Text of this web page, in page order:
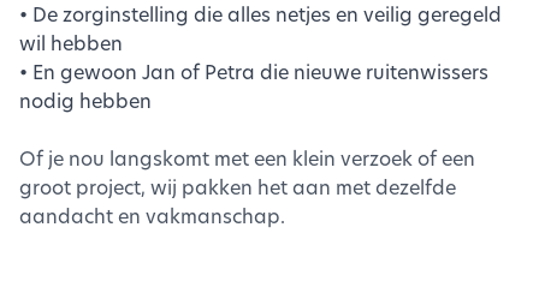
• De zorginstelling die alles netjes en veilig geregeld
wil hebben
• En gewoon Jan of Petra die nieuwe ruitenwissers
nodig hebben
Of je nou langskomt met een klein verzoek of een
groot project, wij pakken het aan met dezelfde
aandacht en vakmanschap.